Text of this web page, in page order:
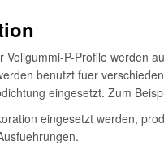
Vollgummi-P-Profile werden
benutzt fuer
eingesetzt. Zum
eingesetzt werden,